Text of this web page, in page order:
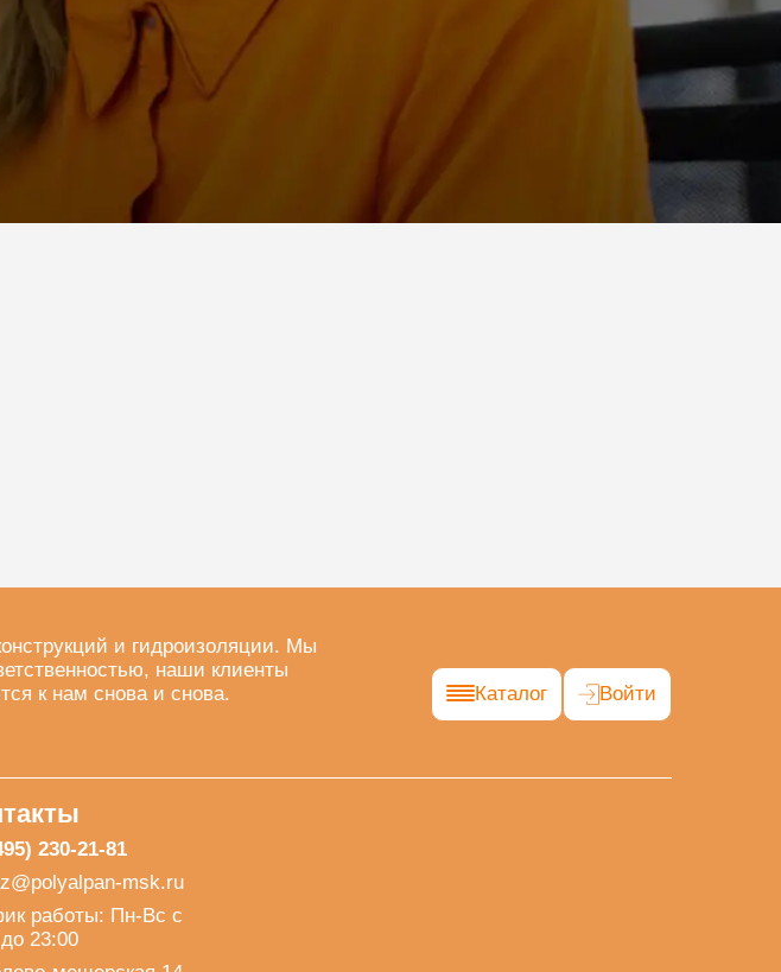
и гидроизоляции. Мы
наши клиенты
к нам снова и снова.
Каталог Войти
230-21-81
msk.ru
работы: Пн-Вс с
23:00